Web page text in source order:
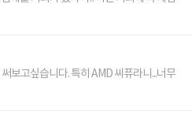
보고싶습니다. 특히 AMD 씨퓨라니...너무